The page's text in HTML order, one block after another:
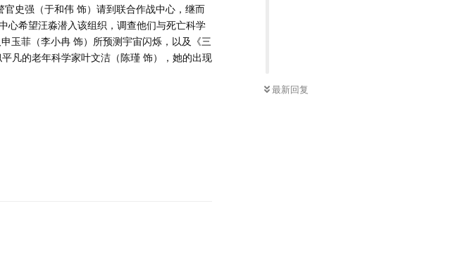
最新回复
史强（于和伟 饰）请到联合作战中心，继而
心希望汪淼潜入该组织，调查他们与死亡科学
玉菲（李小冉 饰）所预测宇宙闪烁，以及《三
凡的老年科学家叶文洁（陈瑾 饰），她的出现